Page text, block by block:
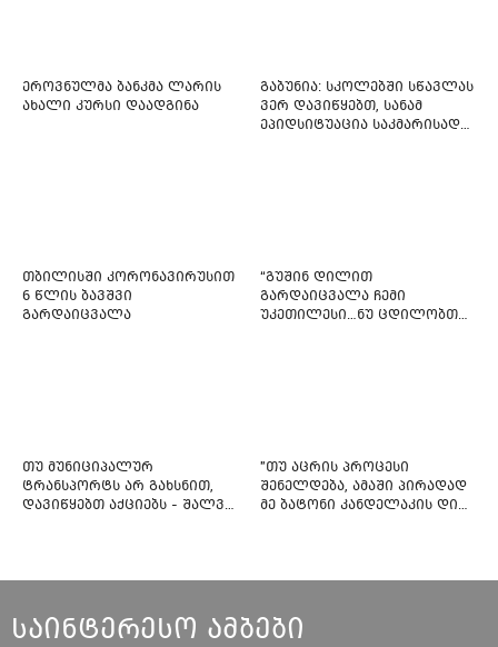
ეროვნულმა ბანკმა ლარის
ახალი კურსი დაადგინა
გაბუნია: სკოლებში სწავლას
ვერ დავიწყებთ, სანამ
ეპიდსიტუაცია საკმარისად
თბილისში კორონავირუსით
6 წლის ბავშვი
გარდაიცვალა
“გუშინ დილით
გარდაიცვალა ჩემი
უკეთილესი…ნუ ცდილობთ
თუ მუნიციპალურ
ტრანსპორტს არ გახსნით,
დავიწყებთ აქციებს - შალვა
"თუ აცრის პროცესი
შენელდება, ამაში პირადად
მე ბატონი კანდელაკის დიდ
საინტერესო ამბები